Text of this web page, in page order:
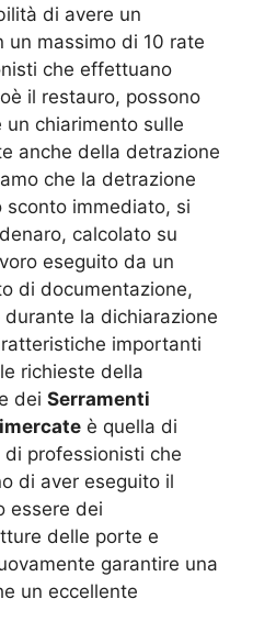
di avere un
un massimo di 10 rate
che effettuano
il restauro, possono
chiarimento sulle
anche della detrazione
che la detrazione
sconto immediato, si
calcolato su
eseguito da un
di documentazione,
la dichiarazione
importanti
richieste della
dei Serramenti
è quella di
professionisti che
di aver eseguito il
essere dei
delle porte e
garantire una
un eccellente